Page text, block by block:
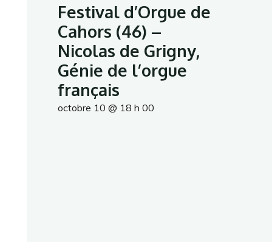
Festival d’Orgue de
Cahors (46) –
Nicolas de Grigny,
Génie de l’orgue
français
octobre 10 @ 18 h 00